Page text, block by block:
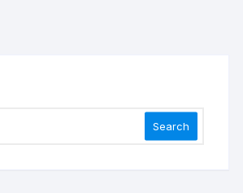
Search